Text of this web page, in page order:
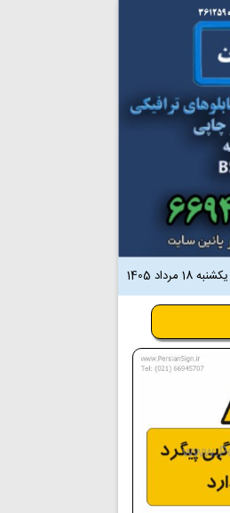
یکشنبه 18 مرداد 1405